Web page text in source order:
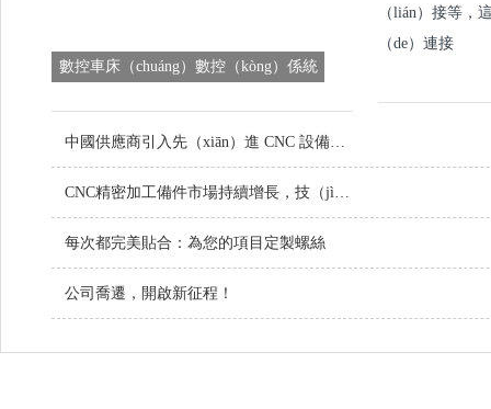
數控車床（chuáng）數控（kòng）係統
（lián）接等，
（de）連接
中國供應商引入先（xiān）進 CNC 設備，提升定製（zhì）金屬零件品質
CNC精密加工備件市場持續增長，技（jì）術創新引領行業（yè）未來
每次都完美貼合：為您的項目定製螺絲
公司喬遷，開啟新征程！